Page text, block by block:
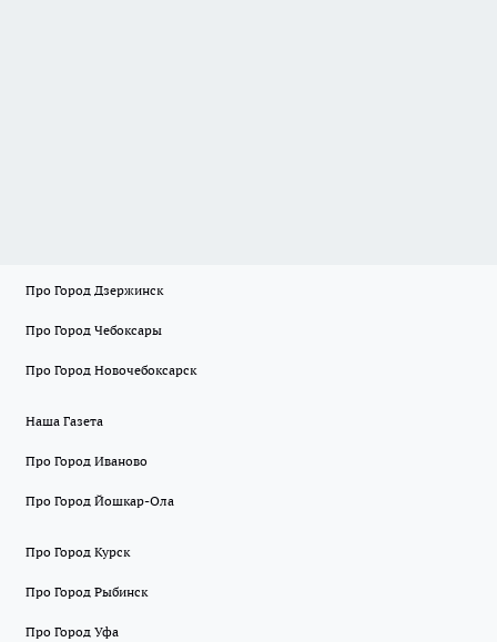
Про Город Дзержинск
Про Город Чебоксары
Про Город Новочебоксарск
Наша Газета
Про Город Иваново
Про Город Йошкар-Ола
Про Город Курск
Про Город Рыбинск
Про Город Уфа